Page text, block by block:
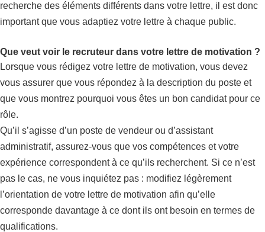
recherche des éléments différents dans votre lettre, il est donc
important que vous adaptiez votre lettre à chaque public.
Que veut voir le recruteur dans votre lettre de motivation ?
Lorsque vous rédigez votre lettre de motivation, vous devez
vous assurer que vous répondez à la description du poste et
que vous montrez pourquoi vous êtes un bon candidat pour ce
rôle.
Qu’il s’agisse d’un poste de vendeur ou d’assistant
administratif, assurez-vous que vos compétences et votre
expérience correspondent à ce qu’ils recherchent. Si ce n’est
pas le cas, ne vous inquiétez pas : modifiez légèrement
l’orientation de votre lettre de motivation afin qu’elle
corresponde davantage à ce dont ils ont besoin en termes de
qualifications.